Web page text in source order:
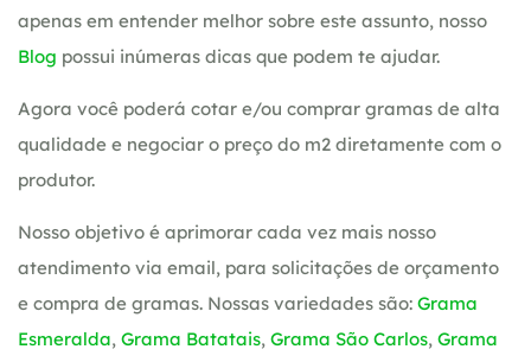
apenas em entender melhor sobre este assunto, nosso
Blog possui inúmeras dicas que podem te ajudar.
Agora você poderá cotar e/ou comprar gramas de alta
qualidade e negociar o preço do m2 diretamente com o
produtor.
Nosso objetivo é aprimorar cada vez mais nosso
atendimento via email, para solicitações de orçamento
e compra de gramas. Nossas variedades são: Grama
Esmeralda, Grama Batatais, Grama São Carlos, Grama